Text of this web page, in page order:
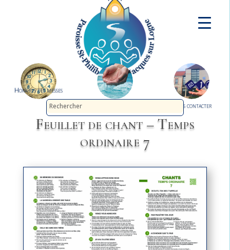
Horaires des messes
Nous contacter
Feuillet de chant – Temps
ordinaire 7